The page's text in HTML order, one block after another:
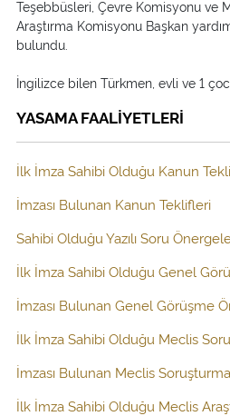
Teşebbüsleri, Çevre Komisyonu ve
Araştırma Komisyonu Başkan
bulundu.
İngilizce bilen Türkmen, evli ve 1
YASAMA FAALİYETLERİ
İlk İmza Sahibi Olduğu Kanun
İmzası Bulunan Kanun Teklifleri
Sahibi Olduğu Yazılı Soru
İlk İmza Sahibi Olduğu Genel
İmzası Bulunan Genel Görüşme
İlk İmza Sahibi Olduğu Meclis
İmzası Bulunan Meclis
İlk İmza Sahibi Olduğu Meclis